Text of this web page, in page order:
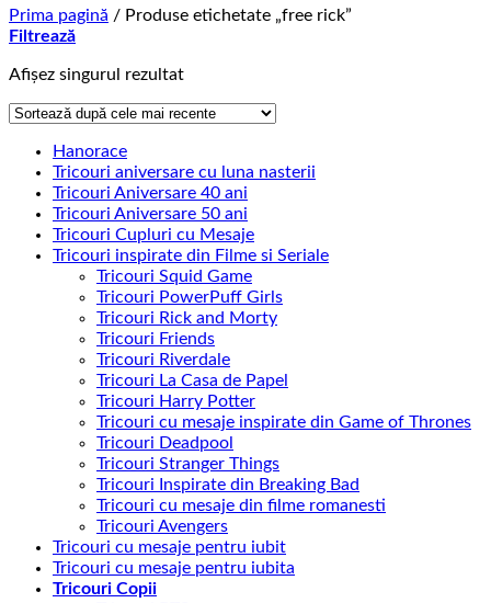
Prima pagină / Produse etichetate „free rick”
Filtrează
Afișez singurul rezultat
Hanorace
Tricouri aniversare cu luna nasterii
Tricouri Aniversare 40 ani
Tricouri Aniversare 50 ani
Tricouri Cupluri cu Mesaje
Tricouri inspirate din Filme si Seriale
Tricouri Squid Game
Tricouri PowerPuff Girls
Tricouri Rick and Morty
Tricouri Friends
Tricouri Riverdale
Tricouri La Casa de Papel
Tricouri Harry Potter
Tricouri cu mesaje inspirate din Game of Thrones
Tricouri Deadpool
Tricouri Stranger Things
Tricouri Inspirate din Breaking Bad
Tricouri cu mesaje din filme romanesti
Tricouri Avengers
Tricouri cu mesaje pentru iubit
Tricouri cu mesaje pentru iubita
Tricouri Copii